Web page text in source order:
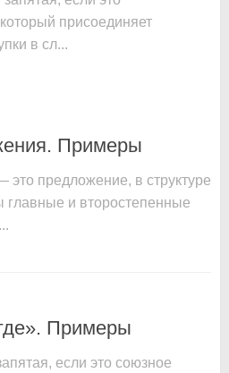
присоединяет
в сл...
Примеры
предложение, в структуре
главные и второстепенные
Примеры
если это союзное